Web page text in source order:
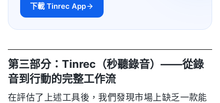
下載 Tinrec App
第三部分：Tinrec（秒聽錄音）——從錄
音到行動的完整工作流
在評估了上述工具後，我們發現市場上缺乏一款能